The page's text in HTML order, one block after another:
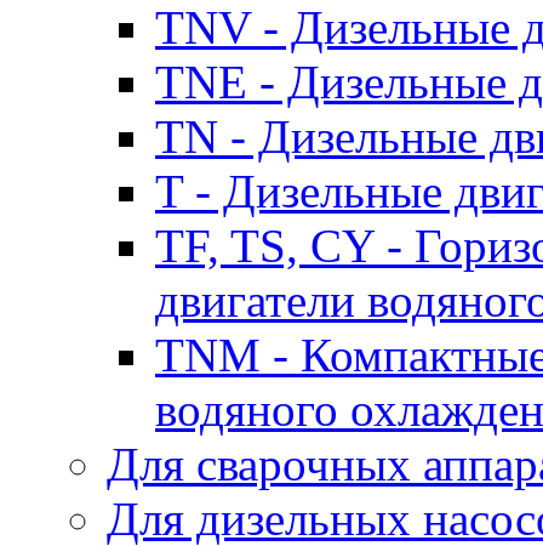
TNV - Дизельные
TNE - Дизельные
TN - Дизельные
T - Дизельные
TF, TS, CY -
двигатели
TNM -
водяного
Для сварочных
Для дизельных